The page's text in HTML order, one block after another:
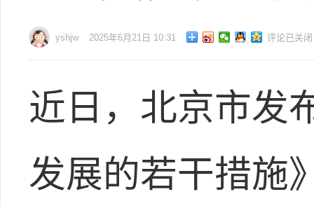
yshjw 2025年6月21日 10:31 评论已关闭
近日，北京市发
发展的若干措施